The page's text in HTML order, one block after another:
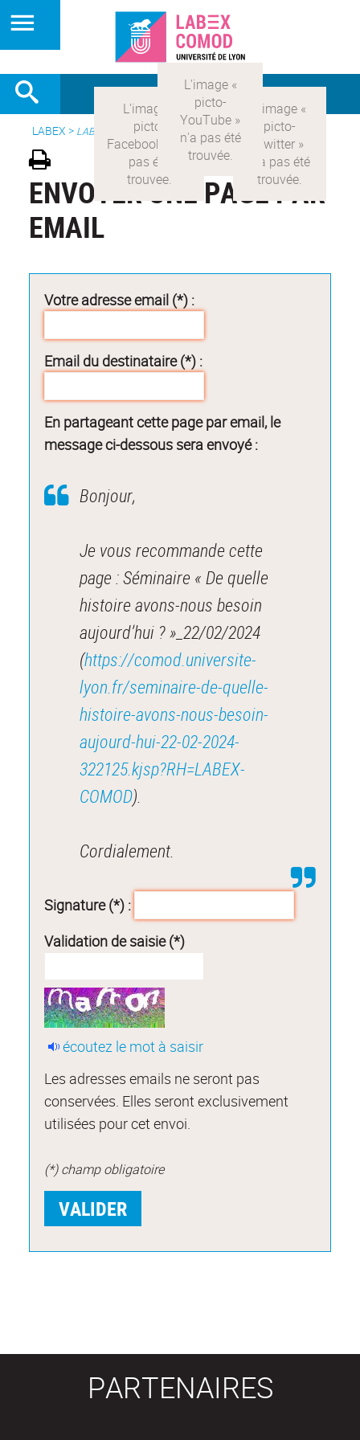
LABEX > LABEX COMOD
ENVOYER UNE PAGE PAR
EMAIL
Votre adresse email (*) :
Email du destinataire (*) :
En partageant cette page par email, le
message ci-dessous sera envoyé :
Bonjour,
Je vous recommande cette
page : Séminaire « De quelle
histoire avons-nous besoin
aujourd’hui ? »_22/02/2024
(https://comod.universite-
lyon.fr/seminaire-de-quelle-
histoire-avons-nous-besoin-
aujourd-hui-22-02-2024-
322125.kjsp?RH=LABEX-
COMOD).
Cordialement.
Signature (*) :
Validation de saisie (*)
écoutez le mot à saisir
Les adresses emails ne seront pas
conservées. Elles seront exclusivement
utilisées pour cet envoi.
(*) champ obligatoire
PARTENAIRES